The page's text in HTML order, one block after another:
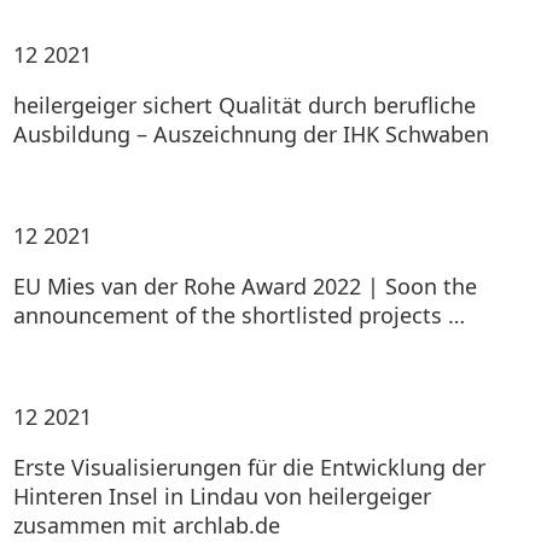
12 2021
heilergeiger sichert Qualität durch berufliche
Ausbildung – Auszeichnung der IHK Schwaben
12 2021
EU Mies van der Rohe Award 2022 | Soon the
announcement of the shortlisted projects …
12 2021
Erste Visualisierungen für die Entwicklung der
Hinteren Insel in Lindau von heilergeiger
zusammen mit archlab.de